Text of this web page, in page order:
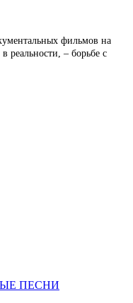
фильмов на
реальности, – борьбе с
ПЕСНИ